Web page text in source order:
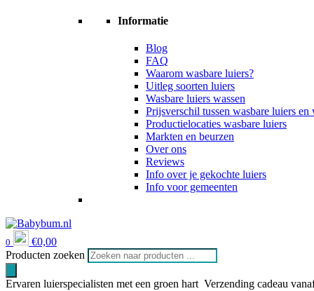
Informatie
Blog
FAQ
Waarom wasbare luiers?
Uitleg soorten luiers
Wasbare luiers wassen
Prijsverschil tussen wasbare luiers
Productielocaties wasbare luiers
Markten en beurzen
Over ons
Reviews
Info over je gekochte luiers
Info voor gemeenten
0 €0,00
Producten zoeken
Ervaren luierspecialisten met een groen hart Verzending cadeau